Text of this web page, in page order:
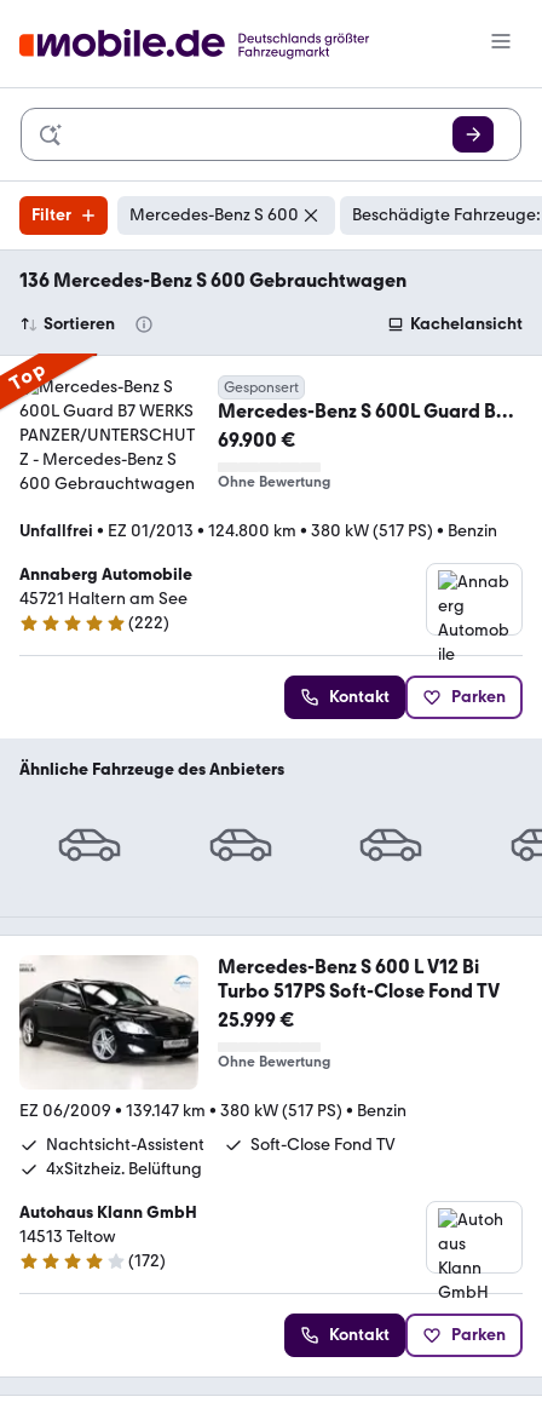
Filter Mercedes-Benz S 600 Beschädigte
136 Mercedes-Benz S 600 Gebrauchtwagen
Sortieren Kachelansicht
Top Gesponsert
Mercedes-Benz S 600L Guard B7
WERKS PANZER/UNTERSCHUTZ
69.900 €
Ohne Bewertung
Unfallfrei • EZ 01/2013 • 124.800 km • 380 kW (517 PS) • Benzin
Annaberg Automobile
45721 Haltern am See
4.8 Sterne
(222)
Kontakt Parken
Ähnliche Fahrzeuge des Anbieters
Mercedes-Benz S 600 L V12 Bi
Turbo 517PS Soft-Close Fond TV
25.999 €
Ohne Bewertung
EZ 06/2009 • 139.147 km • 380 kW (517 PS) • Benzin
Nachtsicht-Assistent
Soft-Close Fond TV
4xSitzheiz. Belüftung
Autohaus Klann GmbH
14513 Teltow
4 Sterne
(172)
Kontakt Parken